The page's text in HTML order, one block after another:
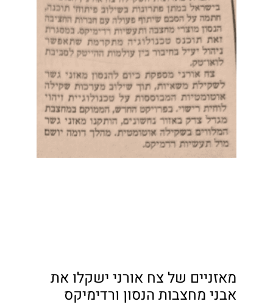
מאזניים של צח אורני ישקלו את
אבני מחצבות הנסון ורדימיקס